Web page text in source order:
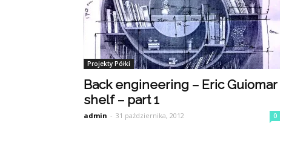
Projekty Półki
Back engineering – Eric Guiomar
shelf – part 1
admin - 31 października, 2012 0